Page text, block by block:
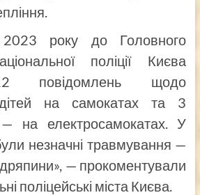
2023 року до Головного
поліції Києва
повідомлень щодо
на самокатах та 3
на електросамокатах. У
незначні травмування —
— прокоментували
поліцейські міста Києва.